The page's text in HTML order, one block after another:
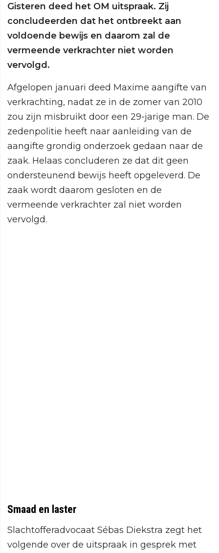
Gisteren deed het OM uitspraak. Zij
concludeerden dat het ontbreekt aan
voldoende bewijs en daarom zal de
vermeende verkrachter niet worden
vervolgd.
Afgelopen januari deed Maxime aangifte van
verkrachting, nadat ze in de zomer van 2010
zou zijn misbruikt door een 29-jarige man. De
zedenpolitie heeft naar aanleiding van de
aangifte grondig onderzoek gedaan naar de
zaak. Helaas concluderen ze dat dit geen
ondersteunend bewijs heeft opgeleverd. De
zaak wordt daarom gesloten en de
vermeende verkrachter zal niet worden
vervolgd.
Smaad en laster
Slachtofferadvocaat Sébas Diekstra zegt het
volgende over de uitspraak in gesprek met